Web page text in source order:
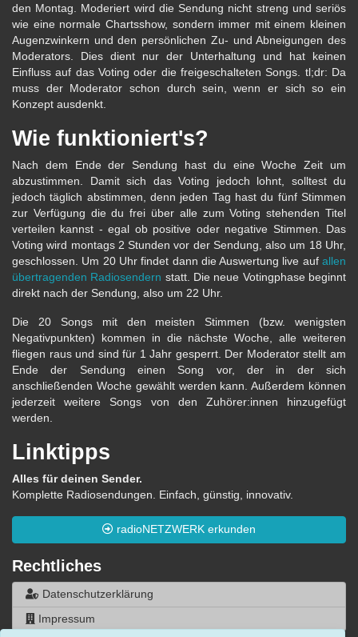
den Montag. Moderiert wird die Sendung nicht streng und seriös
wie eine normale Chartsshow, sondern immer mit einem kleinen
Augenzwinkern und den persönlichen Zu- und Abneigungen des
Moderators. Dies dient nur der Unterhaltung und hat keinen
Einfluss auf das Voting oder die freigeschalteten Songs. tl;dr: Da
muss der Moderator schon durch sein, wenn er sich so ein
Konzept ausdenkt.
Wie funktioniert's?
Nach dem Ende der Sendung hast du eine Woche Zeit um
abzustimmen. Damit sich das Voting jedoch lohnt, solltest du
jedoch täglich abstimmen, denn jeden Tag hast du fünf Stimmen
zur Verfügung die du frei über alle zum Voting stehenden Titel
verteilen kannst - egal ob positive oder negative Stimmen. Das
Voting wird montags 2 Stunden vor der Sendung, also um 18 Uhr,
geschlossen. Um 20 Uhr findet dann die Auswertung live auf allen
übertragenden Radiosendern statt. Die neue Votingphase beginnt
direkt nach der Sendung, also um 22 Uhr.
Die 20 Songs mit den meisten Stimmen (bzw. wenigsten
Negativpunkten) kommen in die nächste Woche, alle weiteren
fliegen raus und sind für 1 Jahr gesperrt. Der Moderator stellt am
Ende der Sendung einen Song vor, der in der sich
anschließenden Woche gewählt werden kann. Außerdem können
jederzeit weitere Songs von den Zuhörer:innen hinzugefügt
werden.
Linktipps
Alles für deinen Sender.
Komplette Radiosendungen. Einfach, günstig, innovativ.
radioNETZWERK erkunden
Rechtliches
Datenschutzerklärung
Impressum